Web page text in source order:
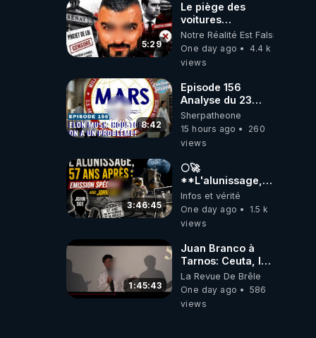
5:29
Le piège des
voitures
électriques se
referme sur les
usagers !
Notre Réalité Est Falsifiée Et
One day ago
4.4 k
views
8:42
Episode 156
Analyse du 23
février 2025 Elon
Musk : Houston ,
on a un problème
Sherpatheone
15 hours ago
260
views
3:46:45
🌕🚀
**L'alunissage,
57 ans après :
Émission spéciale
avec John Doe
Infos et vérité
One day ago
1.5 k
views
1:45:43
Juan Branco à
Tarnos: Ceuta, le
narcotrafic et le
pouvoir en France
La Revue De Brêle
One day ago
586
views